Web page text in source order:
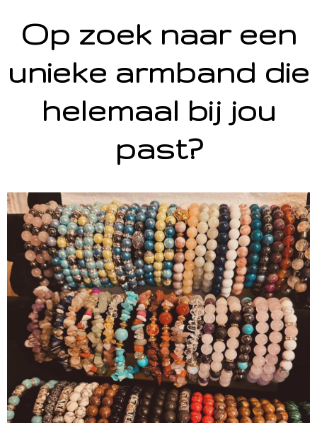
Op zoek naar een
unieke armband die
helemaal bij jou
past?